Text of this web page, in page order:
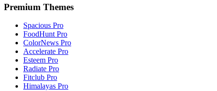
Premium Themes
Spacious Pro
FoodHunt Pro
ColorNews Pro
Accelerate Pro
Esteem Pro
Radiate Pro
Fitclub Pro
Himalayas Pro